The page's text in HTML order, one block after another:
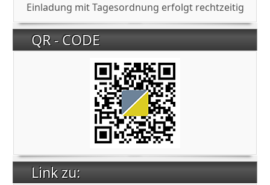
Einladung mit Tagesordnung erfolgt rechtzeitig
QR - CODE
Link zu: